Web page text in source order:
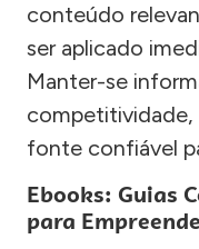
conteúdo
ser aplicado
Manter-se
competitividade,
fonte confiável
Ebooks: Guias
para